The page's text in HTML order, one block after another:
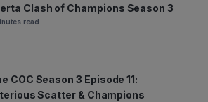
Clash of Champions Season 3
read
COC Season 3 Episode 11:
Scatter & Champions